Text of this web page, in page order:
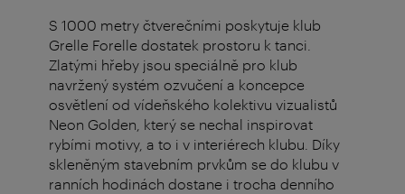
S 1000 metry čtverečními poskytuje klub
Grelle Forelle dostatek prostoru k tanci.
Zlatými hřeby jsou speciálně pro klub
navržený systém ozvučení a koncepce
osvětlení od vídeňského kolektivu vizualistů
Neon Golden, který se nechal inspirovat
rybími motivy, a to i v interiérech klubu. Díky
skleněným stavebním prvkům se do klubu v
ranních hodinách dostane i trocha denního